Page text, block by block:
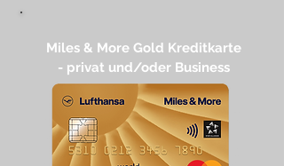
Miles & More Gold Kreditkarte​
- privat und/oder Business